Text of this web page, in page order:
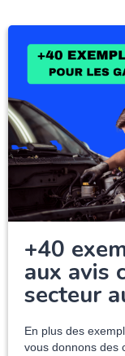
+40
aux avis
secteur
En plus des
vous donnons des